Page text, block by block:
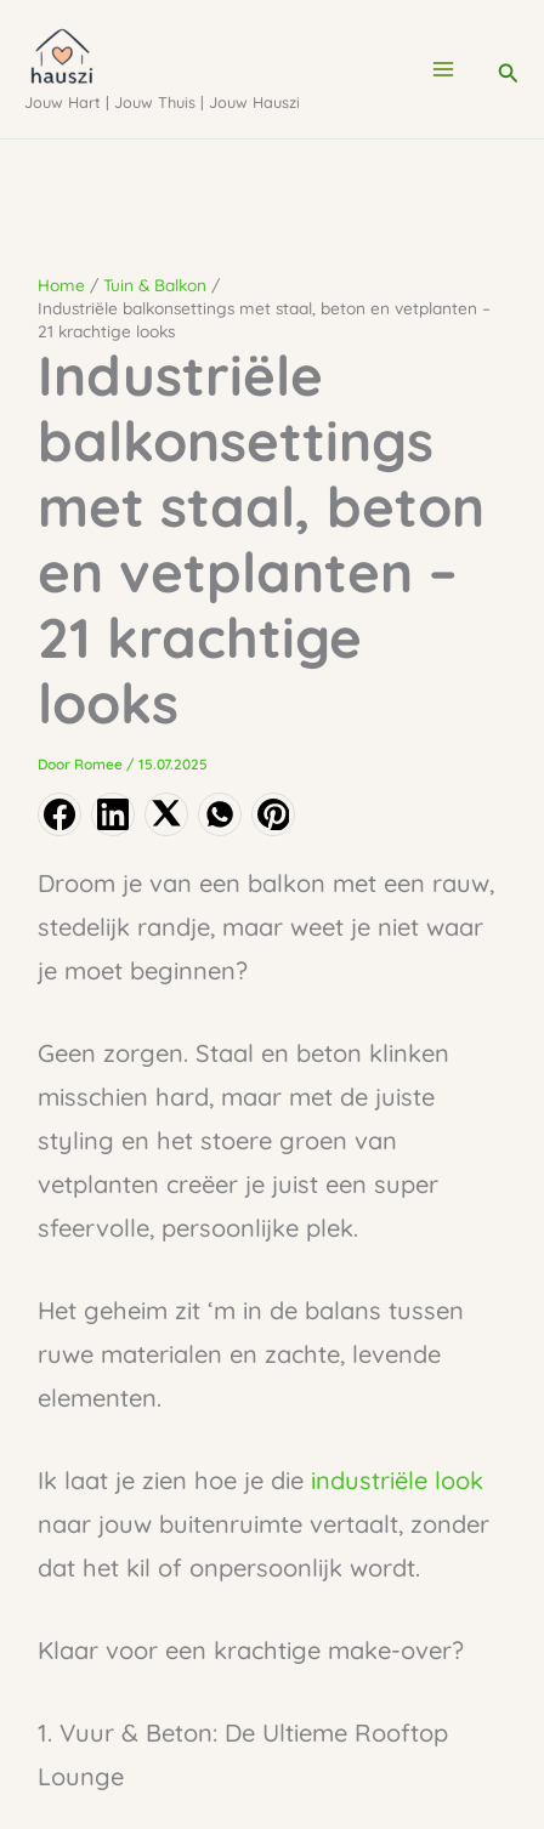
naar
deJouw Hart | Jouw Thuis | Jouw Hauszi
Home
Tuin & Balkon
Industriële balkonsettings met staal, beton en vetplanten –
21 krachtige looks
Industriële
balkonsettings
met staal, beton
en vetplanten –
21 krachtige
looks
Door Romee / 15.07.2025
Droom je van een balkon met een rauw,
stedelijk randje, maar weet je niet waar
je moet beginnen?
Geen zorgen. Staal en beton klinken
misschien hard, maar met de juiste
styling en het stoere groen van
vetplanten creëer je juist een super
sfeervolle, persoonlijke plek.
Het geheim zit ‘m in de balans tussen
ruwe materialen en zachte, levende
elementen.
Ik laat je zien hoe je die industriële look
naar jouw buitenruimte vertaalt, zonder
dat het kil of onpersoonlijk wordt.
Klaar voor een krachtige make-over?
1. Vuur & Beton: De Ultieme Rooftop
Lounge